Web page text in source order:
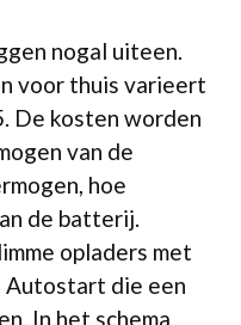
nogal uiteen.
voor thuis varieert
De kosten worden
van de
hoe
de batterij.
opladers met
Autostart die een
In het schema